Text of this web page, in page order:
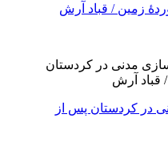
زمین / قباد آرش
در کردستان پس از